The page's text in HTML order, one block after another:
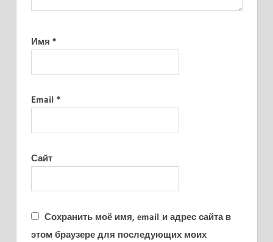
Имя *
Email *
Сайт
Сохранить моё имя, email и адрес сайта в
этом браузере для последующих моих